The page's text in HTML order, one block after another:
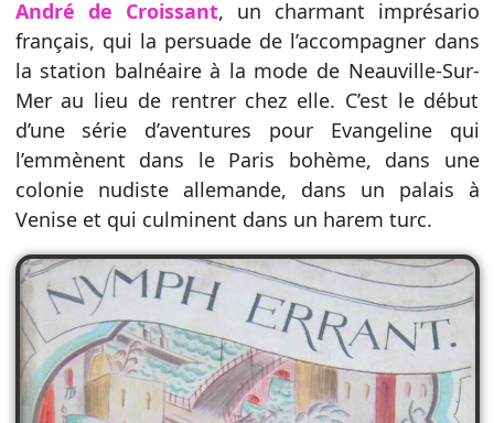
André de Croissant, un charmant imprésario
français, qui la persuade de l’accompagner dans
la station balnéaire à la mode de Neauville-Sur-
Mer au lieu de rentrer chez elle. C’est le début
d’une série d’aventures pour Evangeline qui
l’emmènent dans le Paris bohème, dans une
colonie nudiste allemande, dans un palais à
Venise et qui culminent dans un harem turc.